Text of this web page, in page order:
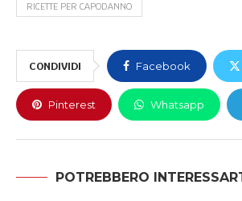
RICETTE PER CAPODANNO
CONDIVIDI Facebook
Pinterest Whatsapp
POTREBBERO